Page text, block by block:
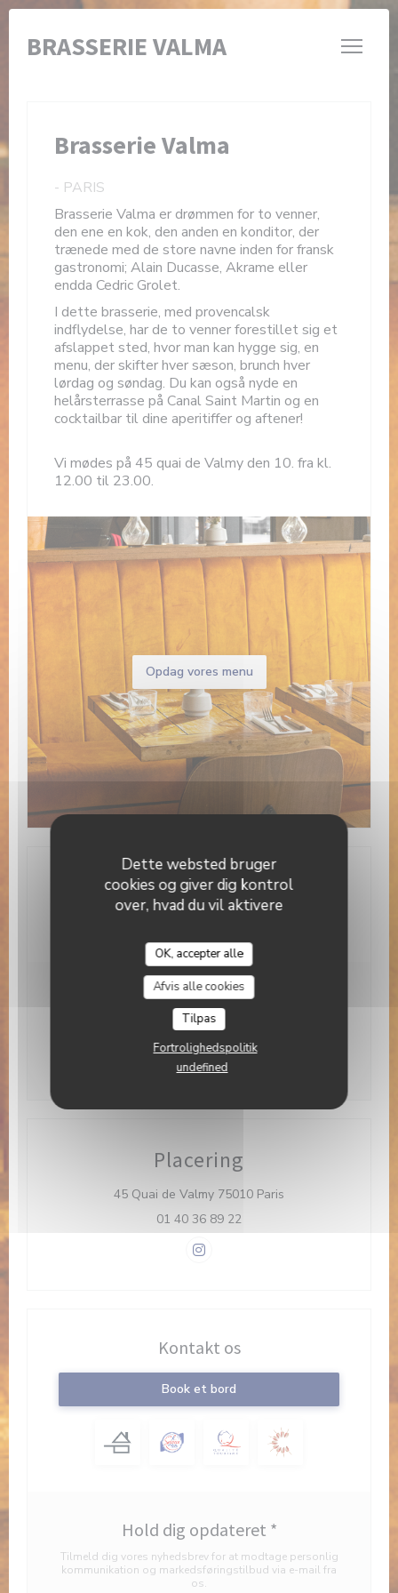
CCookie-styringspanel
Dette websted bruger
cookies og giver dig kontrol
over, hvad du vil aktivere
OK, accepter alle
Afvis alle cookies
Tilpas
Fortrolighedspolitik
undefined
BRASSERIE VALMA
Brasserie Valma
- PARIS
Brasserie Valma er drømmen for to venner,
den ene en kok, den anden en konditor, der
trænede med de store navne inden for fransk
gastronomi; Alain Ducasse, Akrame eller
endda Cedric Grolet.
I dette brasserie, med provencalsk
indflydelse, har de to venner forestillet sig et
afslappet sted, hvor man kan hygge sig, en
menu, der skifter hver sæson, brunch hver
lørdag og søndag. Du kan også nyde en
helårsterrasse på Canal Saint Martin og en
cocktailbar til dine aperitiffer og aftener!
Vi mødes på 45 quai de Valmy den 10. fra kl.
12.00 til 23.00.
Opdag vores menu
Generel information
Åbningstider
Placering
45 Quai de Valmy 75010 Paris
01 40 36 89 22
Instagram ((åbner i et nyt
Kontakt os
Book et bord
Hold dig opdateret *
Tilmeld dig vores nyhedsbrev for at modtage personlig
kommunikation og markedsføringstilbud via e-mail fra
os.
Brasserie Valma